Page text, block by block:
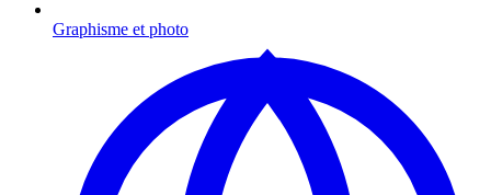
Graphisme et photo